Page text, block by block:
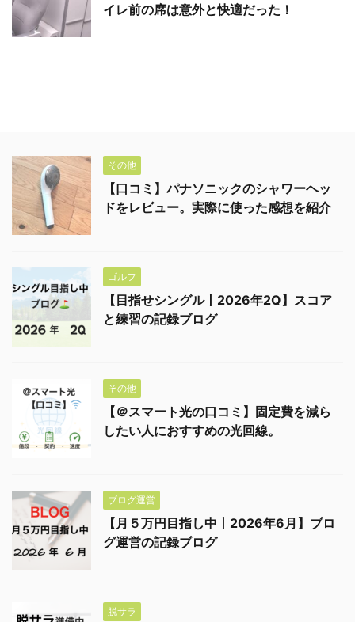
イレ前の席は意外と快適だった！
その他
【口コミ】パナソニックのシャワーヘッ
ドをレビュー。実際に使った感想を紹介
ゴルフ
【目指せシングル丨2026年2Q】スコア
と練習の記録ブログ
その他
【＠スマート光の口コミ】固定費を減ら
したい人におすすめの光回線。
ブログ運営
【月５万円目指し中丨2026年6月】ブロ
グ運営の記録ブログ
脱サラ